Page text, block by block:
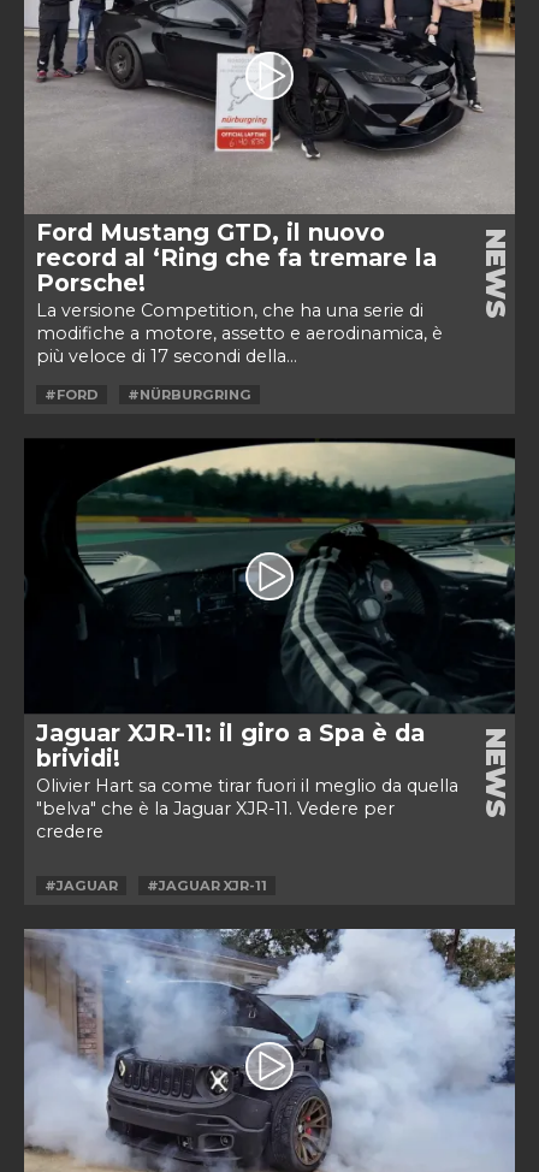
Ford Mustang GTD, il nuovo
record al ‘Ring che fa tremare la
Porsche!
La versione Competition, che ha una serie di
modifiche a motore, assetto e aerodinamica, è
più veloce di 17 secondi della...
NEWS
#FORD #NÜRBURGRING
Jaguar XJR-11: il giro a Spa è da
brividi!
Olivier Hart sa come tirar fuori il meglio da quella
"belva" che è la Jaguar XJR-11. Vedere per
credere
NEWS
#JAGUAR #JAGUAR XJR-11